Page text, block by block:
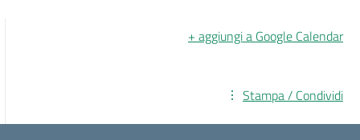
+ aggiungi a Google Calendar
Stampa / Condividi